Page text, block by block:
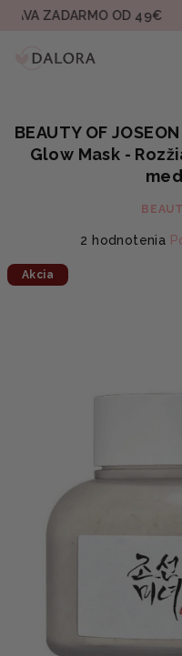
Prejsť
OD 49€
BEAUTY OF
Glow Mask -
Priemerné
2 hodnotenia
Akcia